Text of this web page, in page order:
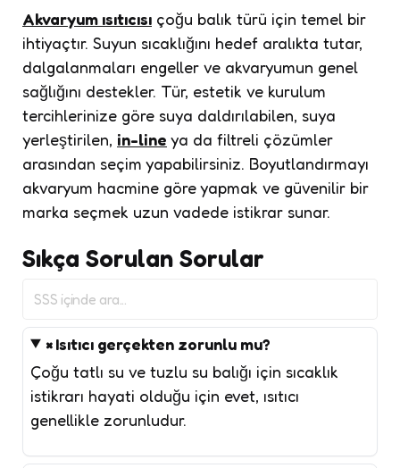
Akvaryum ısıtıcısı çoğu balık türü için temel bir
ihtiyaçtır. Suyun sıcaklığını hedef aralıkta tutar,
dalgalanmaları engeller ve akvaryumun genel
sağlığını destekler. Tür, estetik ve kurulum
tercihlerinize göre suya daldırılabilen, suya
yerleştirilen, in-line ya da filtreli çözümler
arasından seçim yapabilirsiniz. Boyutlandırmayı
akvaryum hacmine göre yapmak ve güvenilir bir
marka seçmek uzun vadede istikrar sunar.
Sıkça Sorulan Sorular
içinde
ara
Isıtıcı gerçekten zorunlu mu?
Çoğu tatlı su ve tuzlu su balığı için sıcaklık
istikrarı hayati olduğu için evet, ısıtıcı
genellikle zorunludur.